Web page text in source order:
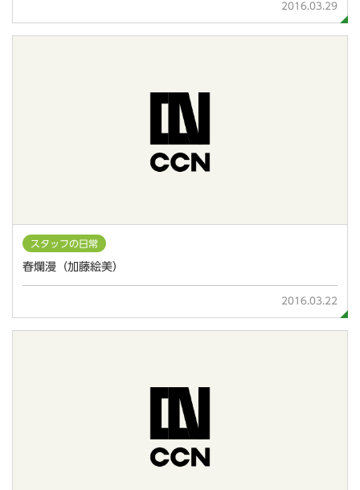
2016.03.29
スタッフの日常
春爛漫（加藤絵美）
2016.03.22